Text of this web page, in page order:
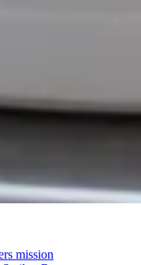
mission